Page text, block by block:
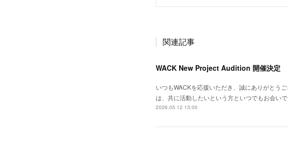
関連記事
WACK New Project Audition 開催決定
いつもWACKを応援いただき、誠にありがとう
は、共に活動したいという方といつでもお会い
2026.05.12 13:00